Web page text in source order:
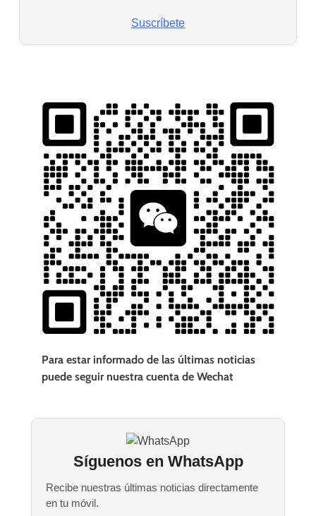
Suscríbete
Para estar informado de las últimas noticias
puede seguir nuestra cuenta de Wechat
Síguenos en WhatsApp
Recibe nuestras últimas noticias directamente
en tu móvil.